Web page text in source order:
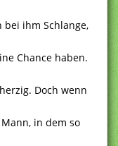
bei ihm Schlange,
Chance haben.
Doch wenn
in dem so